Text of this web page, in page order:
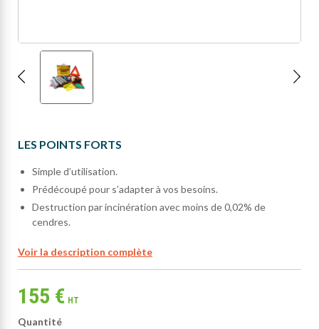
LES POINTS FORTS
Simple d’utilisation.
Prédécoupé pour s’adapter à vos besoins.
Destruction par incinération avec moins de 0,02% de
cendres.
Voir la description complète
155 € HT
Quantité